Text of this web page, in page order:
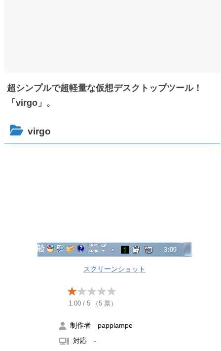
超シンプルで超軽量な仮想デスクトップツール！
「virgo」。
virgo
スクリーンショット
1.00 / 5 （5 票）
制作者 papplampe
対応 -